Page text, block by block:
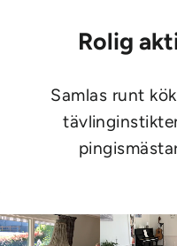
Rolig
Samlas runt